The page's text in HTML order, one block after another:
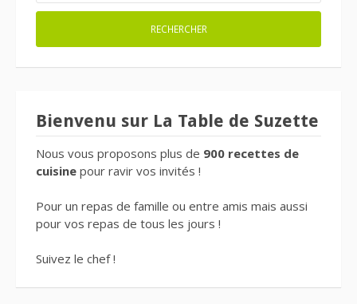
Bienvenu sur La Table de Suzette
Nous vous proposons plus de 900 recettes de
cuisine pour ravir vos invités !
Pour un repas de famille ou entre amis mais aussi
pour vos repas de tous les jours !
Suivez le chef !